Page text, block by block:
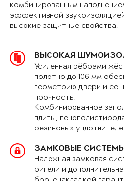
комбинированным
эффективной
высокие защитные свойства.
ВЫСОКАЯ
Усиленная рёбрами
полотно до 106 мм
геометрию двери и ее
прочность.
Комбинированное
плиты,
резиновых
ЗАМКОВЫЕ
Надёжная замковая
ригели и